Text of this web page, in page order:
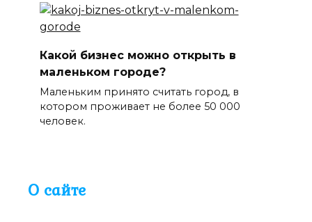
Какой бизнес можно открыть в
маленьком городе?
Маленьким принято считать город, в
котором проживает не более 50 000
человек.
О сайте